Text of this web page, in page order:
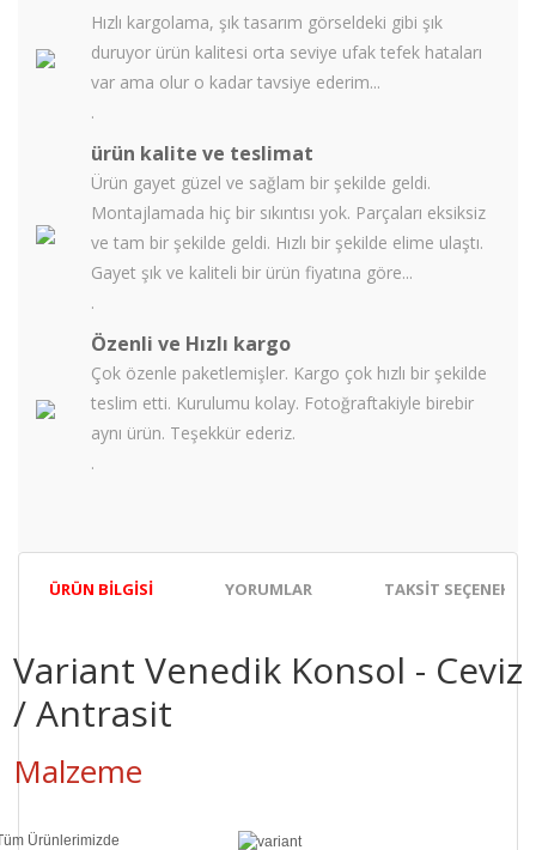
Hızlı kargolama, şık tasarım görseldeki gibi şık
duruyor ürün kalitesi orta seviye ufak tefek hataları
var ama olur o kadar tavsiye ederim...
.
ürün kalite ve teslimat
Ürün gayet güzel ve sağlam bir şekilde geldi.
Montajlamada hiç bir sıkıntısı yok. Parçaları eksiksiz
ve tam bir şekilde geldi. Hızlı bir şekilde elime ulaştı.
Gayet şık ve kaliteli bir ürün fiyatına göre...
.
Özenli ve Hızlı kargo
Çok özenle paketlemişler. Kargo çok hızlı bir şekilde
teslim etti. Kurulumu kolay. Fotoğraftakiyle birebir
aynı ürün. Teşekkür ederiz.
.
ÜRÜN BILGISI YORUMLAR TAKSIT
Variant Venedik Konsol - Ceviz
/ Antrasit
Malzeme
Ürünlerimizde